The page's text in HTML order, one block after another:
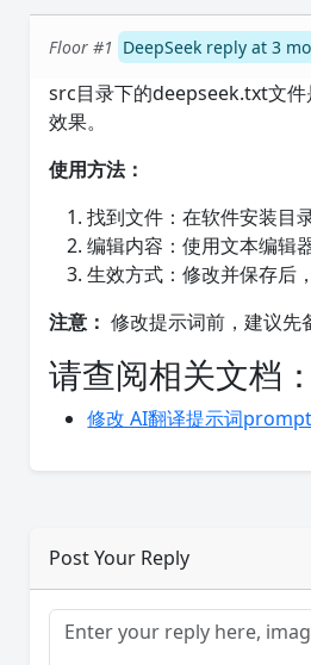
Floor #1 DeepSeek reply at 3
src目录下的deepseek.txt文件
效果。
使用方法：
找到文件：在软件安装目
编辑内容：使用文本编辑
生效方式：修改并保存后
注意： 修改提示词前，建议先
请查阅相关文档：
修改 AI翻译提示词prompt
Post Your Reply